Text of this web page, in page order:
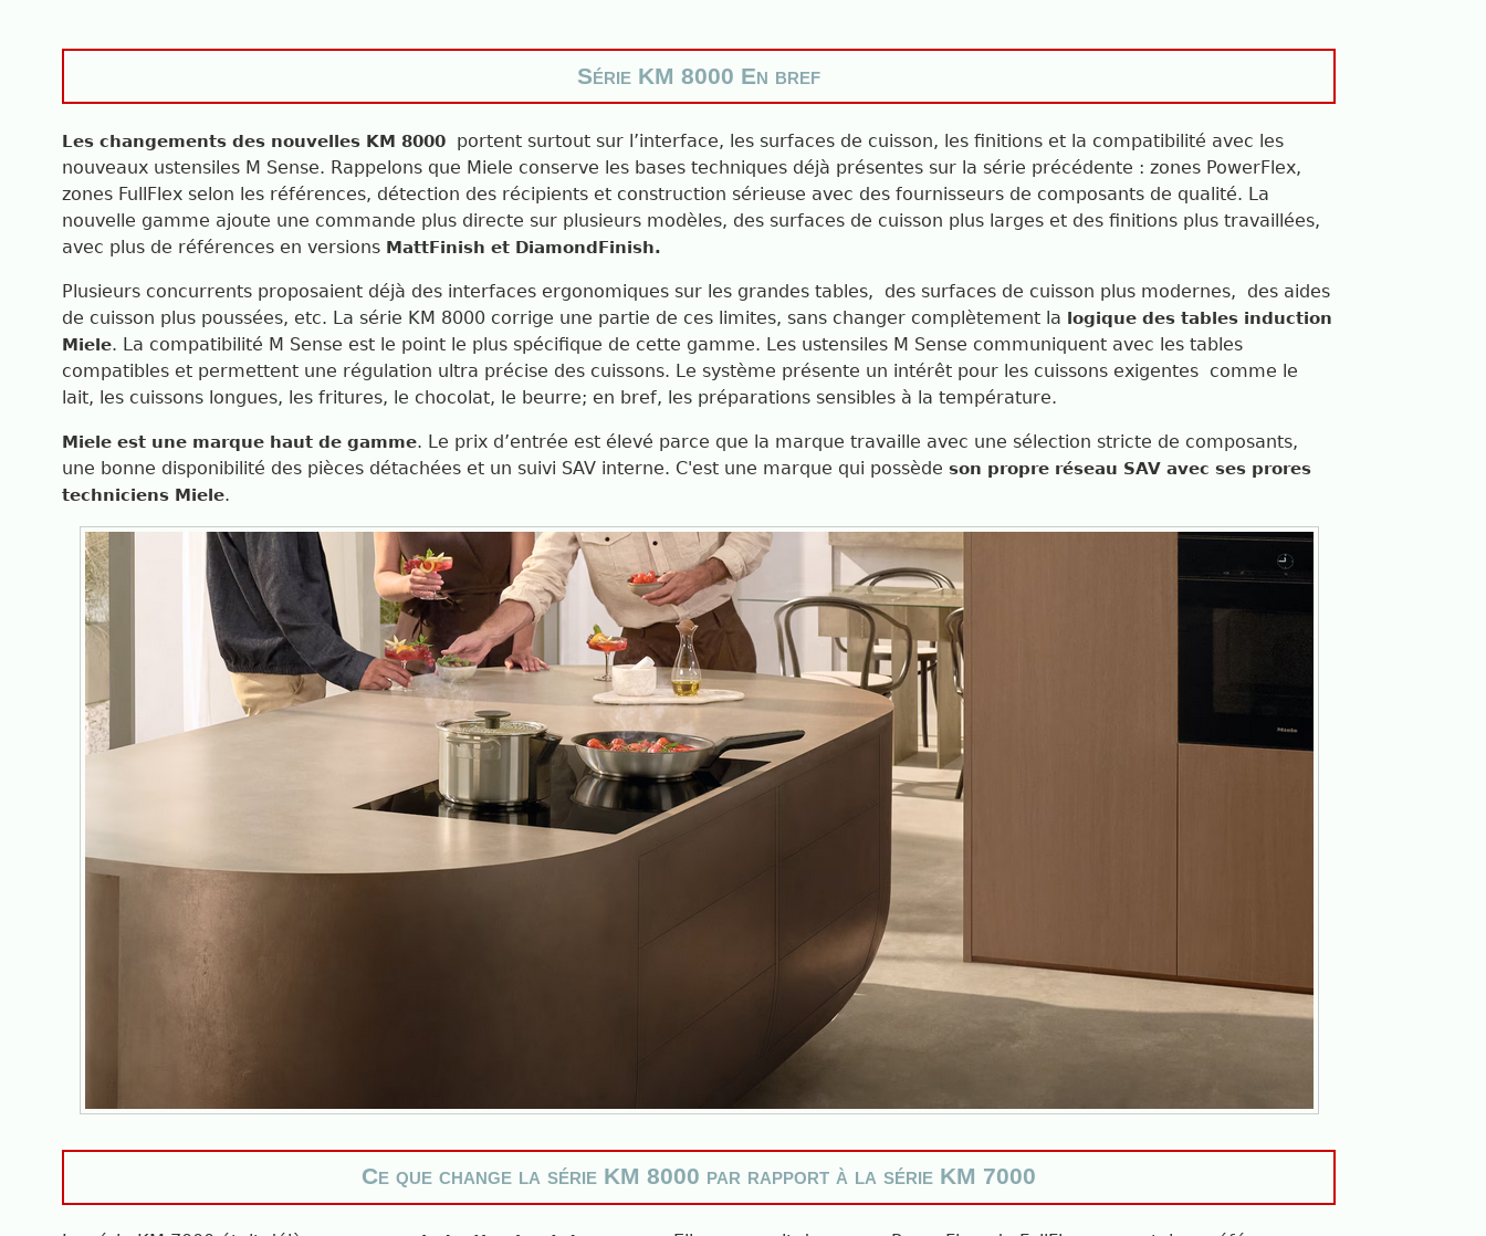
Série KM 8000 En bref
Les changements des nouvelles KM 8000
portent surtout sur l’interface, les surfaces de cuisson, les finitions et la compatibilité avec les
nouveaux ustensiles M Sense. Rappelons que Miele conserve les bases techniques déjà présentes sur la série précédente : zones PowerFlex,
zones FullFlex selon les références, détection des récipients et construction sérieuse avec des fournisseurs de composants de qualité. La
nouvelle gamme ajoute une commande plus directe sur plusieurs modèles, des surfaces de cuisson plus larges et des finitions plus travaillées,
avec plus de références en versions MattFinish et DiamondFinish.
Plusieurs concurrents proposaient déjà des interfaces ergonomiques sur les grandes tables, des surfaces de cuisson plus modernes, des aides
de cuisson plus poussées, etc. La série KM 8000 corrige une partie de ces limites, sans changer complètement la logique des tables induction
Miele. La compatibilité M Sense est le point le plus spécifique de cette gamme. Les ustensiles M Sense communiquent avec les tables
compatibles et permettent une régulation ultra précise des cuissons. Le système présente un intérêt pour les cuissons exigentes comme le
lait, les cuissons longues, les fritures, le chocolat, le beurre; en bref, les préparations sensibles à la température.
Miele est une marque haut de gamme. Le prix d’entrée est élevé parce que la marque travaille avec une sélection stricte de composants,
une bonne disponibilité des pièces détachées et un suivi SAV interne. C'est une marque qui possèdeson propre réseau SAV avec ses prores
techniciens Miele.
Ce que change la série KM 8000 par rapport à la série KM 7000